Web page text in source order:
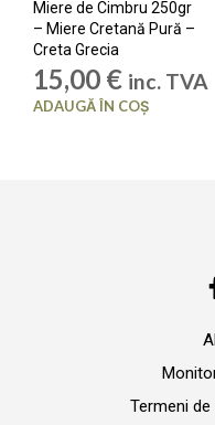
Miere de Cimbru 250gr
– Miere Cretană Pură –
Creta Grecia
15,00 € inc. TVA
ADAUGĂ ÎN COȘ
Termeni